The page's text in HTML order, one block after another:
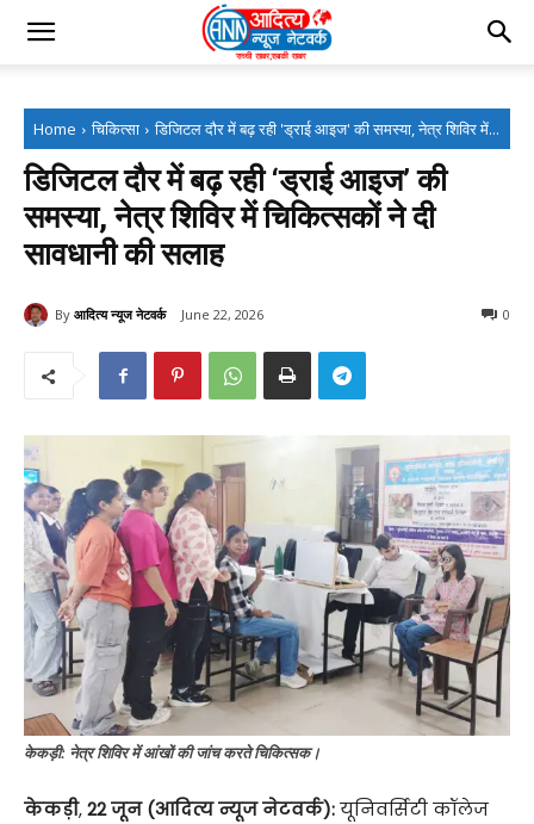
Home चिकित्सा डिजिटल दौर में बढ़ रही 'ड्राई आइज' की समस्या, नेत्र शिविर में...
डिजिटल दौर में बढ़ रही ‘ड्राई आइज’ की
समस्या, नेत्र शिविर में चिकित्सकों ने दी
सावधानी की सलाह
By आदित्य न्यूज नेटवर्क June 22, 2026 0
केकड़ी: नेत्र शिविर में आंखों की जांच करते चिकित्सक।
केकड़ी,22 जून (आदित्य न्यूज नेटवर्क):यूनिवर्सिटी कॉलेज